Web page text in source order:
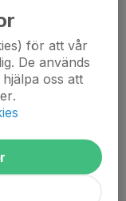
och bära
oss så ta
upp er
för att vår
De används
oss att